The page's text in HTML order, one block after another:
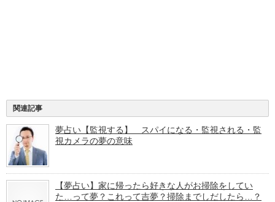
関連記事
夢占い【監視する】 スパイになる・監視される・監
視カメラの夢の意味
【夢占い】家に帰ったら好きな人がお掃除をしてい
た…って夢？これって吉夢？掃除までしだしたら…？